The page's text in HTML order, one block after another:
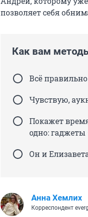
позволяет себя
Как вам
Всё
Чувствую,
Покажет
одно: гаджеты
Он и
Анна Хемлих
Корреспондент